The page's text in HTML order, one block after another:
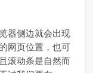
器侧边就会出现
网页位置，也可
滚动条是自然而